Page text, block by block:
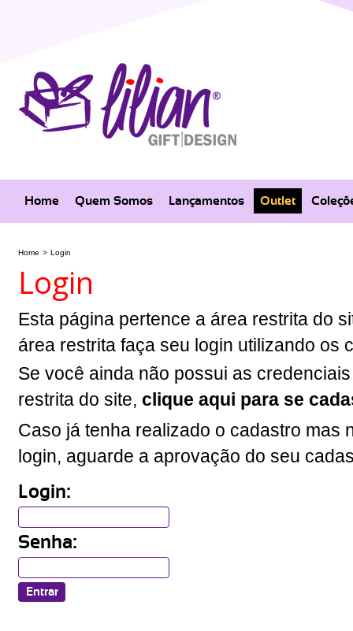
Home Quem Somos Lançamentos Outlet
Home > Login
Login
Esta página pertence a área restrita do
área restrita faça seu login utilizando os
Se você ainda não possui as
restrita do site, clique aqui para se
Caso já tenha realizado o cadastro mas
login, aguarde a aprovação do seu
Login:
Senha: